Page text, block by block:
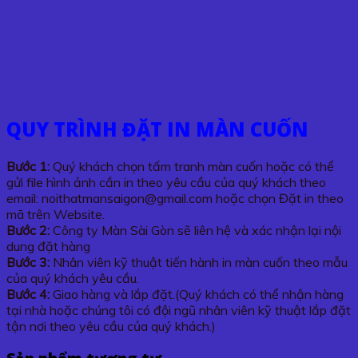
QUY TRÌNH ĐẶT IN MÀN CUỐN
Bước 1: Quý khách chọn tấm tranh màn cuốn hoặc có thể
gửi file hình ảnh cần in theo yêu cầu của quý khách theo
email: noithatmansaigon@gmail.com hoặc chọn Đặt in theo
mã trên Website.
Bước 2: Công ty Màn Sài Gòn sẽ liên hệ và xác nhận lại nội
dung đặt hàng
Bước 3: Nhân viên kỹ thuật tiến hành in màn cuốn theo mẫu
của quý khách yêu cầu.
Bước 4: Giao hàng và lắp đặt.(Quý khách có thể nhận hàng
tại nhà hoặc chúng tôi có đội ngũ nhân viên kỹ thuật lắp đặt
tận nơi theo yêu cầu của quý khách.)